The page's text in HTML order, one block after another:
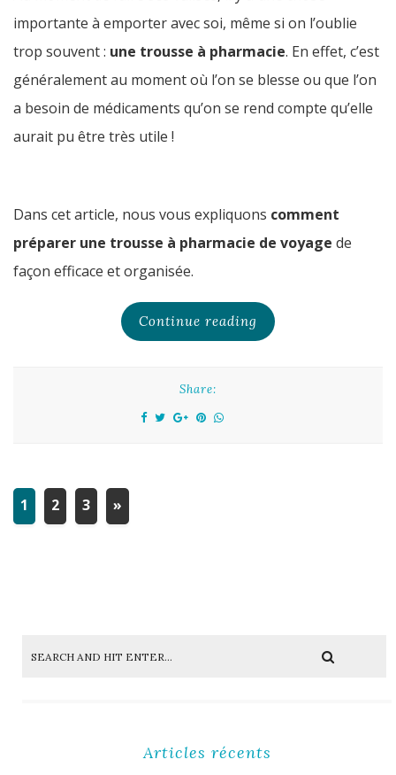
importante à emporter avec soi, même si on l’oublie
trop souvent : une trousse à pharmacie. En effet, c’est
généralement au moment où l’on se blesse ou que l’on
a besoin de médicaments qu’on se rend compte qu’elle
aurait pu être très utile !
Dans cet article, nous vous expliquons comment
préparer une trousse à pharmacie de voyage de
façon efficace et organisée.
Continue reading
Share:
1 2 3 »
Articles récents